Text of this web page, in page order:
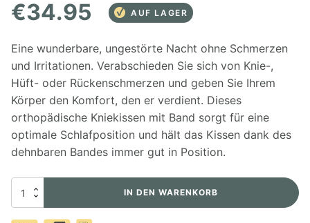
€34.95 AUF LAGER
Eine wunderbare, ungestörte Nacht ohne Schmerzen
und Irritationen. Verabschieden Sie sich von Knie-,
Hüft- oder Rückenschmerzen und geben Sie Ihrem
Körper den Komfort, den er verdient. Dieses
orthopädische Kniekissen mit Band sorgt für eine
optimale Schlafposition und hält das Kissen dank des
dehnbaren Bandes immer gut in Position.
Kniekissen
IN DEN WARENKORB